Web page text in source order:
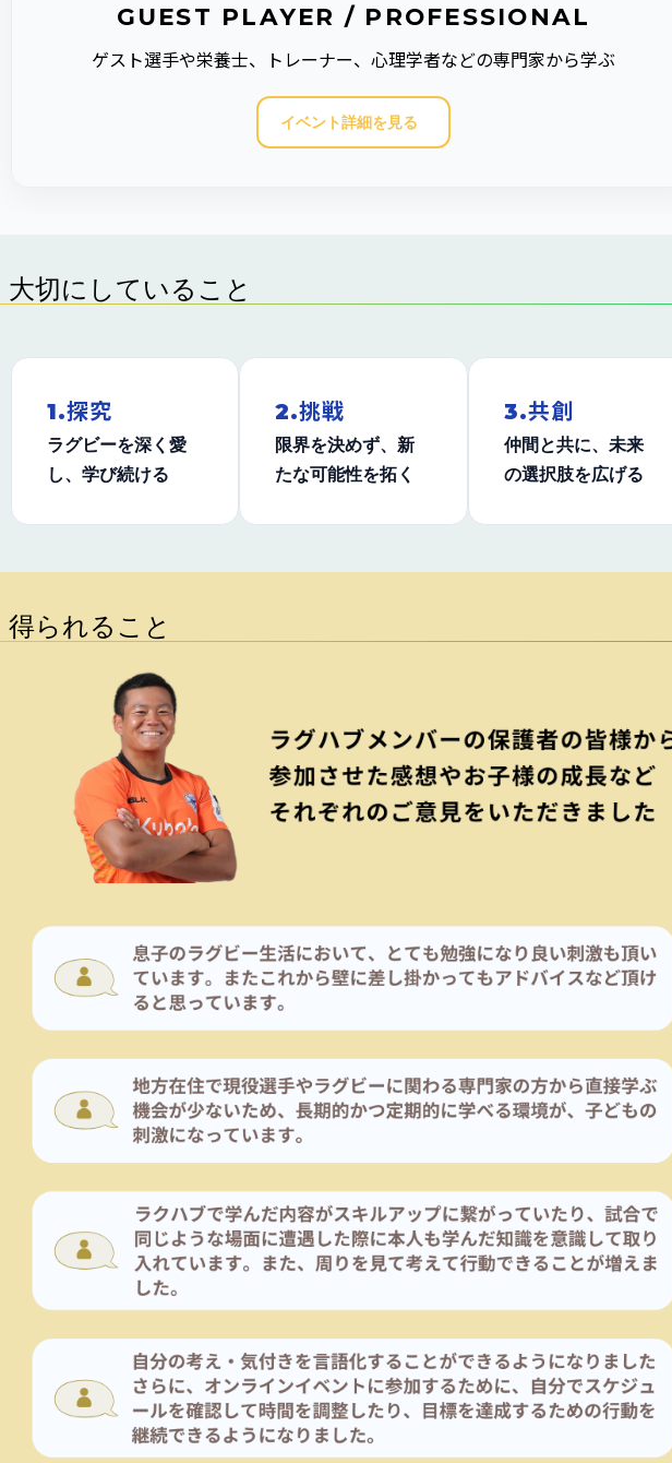
GUEST PLAYER / PROFESSIONAL
ゲスト選手や栄養士、トレーナー、心理学者などの専門家から学ぶ
イベント詳細を見る
大切にしていること
1.探究
ラグビーを深く愛
し、学び続ける
2.挑戦
限界を決めず、新
たな可能性を拓く
3.共創
仲間と共に、未来
の選択肢を広げる
得られること